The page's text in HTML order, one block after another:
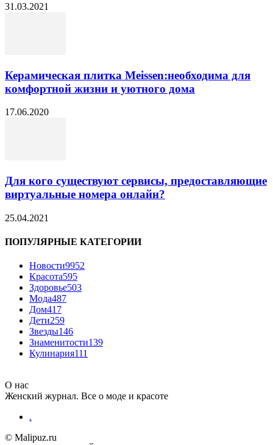
31.03.2021
Керамическая плитка Meissen:необходима для
комфортной жизни и уютного дома
17.06.2020
Для кого существуют сервисы, предоставляющие
виртуальные номера онлайн?
25.04.2021
ПОПУЛЯРНЫЕ КАТЕГОРИИ
Новости9952
Красота595
Здоровье503
Мода487
Дом417
Дети259
Звезды146
Знаменитости139
Кулинария111
О нас
Женский журнал. Все о моде и красоте
.
© Malipuz.ru